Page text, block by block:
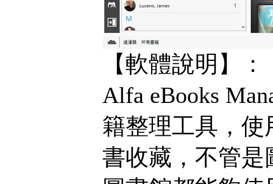
【軟體說明】：
Alfa eBooks
籍整理工具，
書收藏，不管